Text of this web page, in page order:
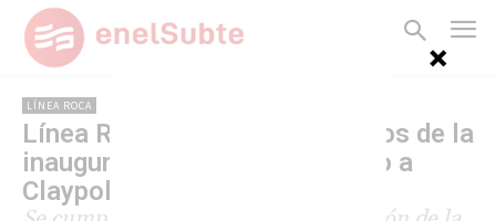
LÍNEA ROCA
Línea Roca: se cumplen 20 años de la
inauguración del tren eléctrico a
Claypole